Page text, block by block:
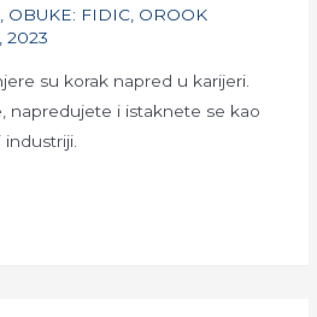
OBUKE: FIDIC OROOK
2023
su korak napred u karijeri.
napredujete i istaknete se kao